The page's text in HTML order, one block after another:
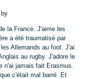
la France. J'aime les
a été traumatisé par
Allemands au foot. J'ai
au rugby. J'adore le
n'ai jamais fait Erasmus.
c'était mal barré. Et